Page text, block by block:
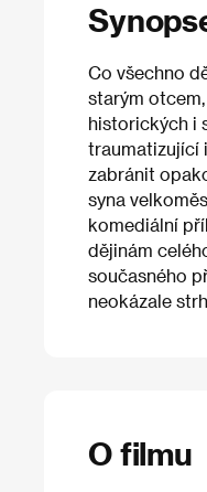
Co všechno
starým
historických i
traumatizující
zabránit
syna
komediální
dějinám
současného
neokázale
O filmu